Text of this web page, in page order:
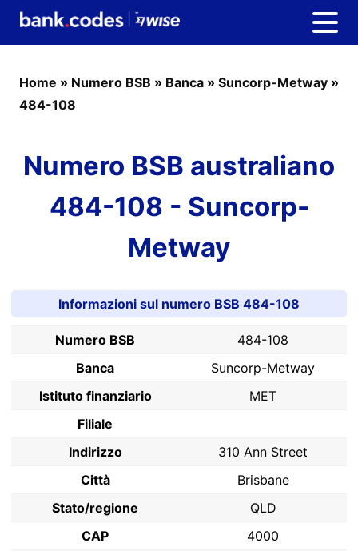
Home » Numero BSB » Banca » Suncorp-Metway »
484-108
Numero BSB australiano
484-108 - Suncorp-
Metway
Informazioni sul numero BSB 484-108
Numero BSB
484-108
Banca
Suncorp-Metway
Istituto finanziario
MET
Filiale
Indirizzo
310 Ann Street
Città
Brisbane
Stato/regione
QLD
CAP
4000